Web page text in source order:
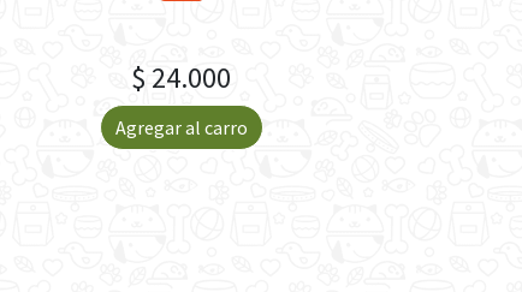
$ 24.000
Agregar al carro